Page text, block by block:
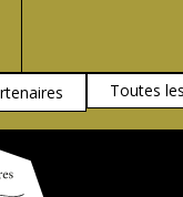
Toutes